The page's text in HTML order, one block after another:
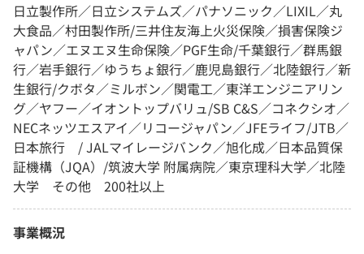
日立製作所／日立システムズ／パナソニック／LIXIL／丸
大食品／村田製作所/三井住友海上火災保険／損害保険ジ
ャパン／エヌエヌ生命保険／PGF生命/千葉銀行／群馬銀
行／岩手銀行／ゆうちょ銀行／鹿児島銀行／北陸銀行／新
生銀行/クボタ／ミルボン／関電工／東洋エンジニアリン
グ／ヤフー／イオントップバリュ/SB C&S／コネクシオ／
NECネッツエスアイ／リコージャパン／JFEライフ/JTB／
日本旅行 / JALマイレージバンク／旭化成／日本品質保
証機構（JQA）/筑波大学 附属病院／東京理科大学／北陸
大学 その他 200社以上
事業概況